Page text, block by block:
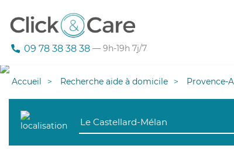
09 78 38 38 38 — 9h-19h 7j/7
Accueil Recherche aide à domicile Provence-